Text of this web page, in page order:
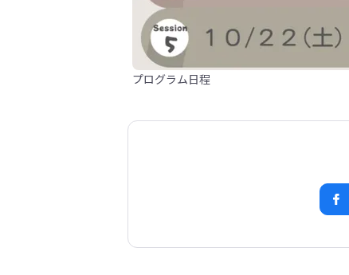
プログラム日程